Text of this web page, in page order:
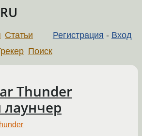
Регистрация - Вход
Статьи
Поиск
Thunder
лаунчер